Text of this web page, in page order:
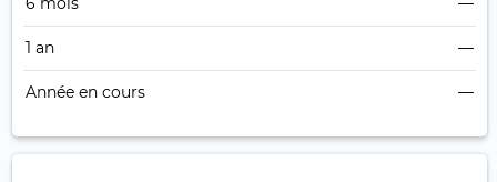
1 an —
Année en cours —